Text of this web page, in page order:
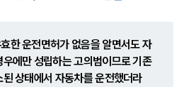
한 운전면허가 없음을 알면서도 자
에만 성립하는 고의범이므로 기존
상태에서 자동차를 운전했더라